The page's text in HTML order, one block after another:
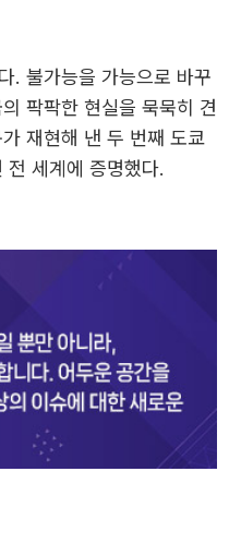
. 불가능을 가능으로 바꾸
팍팍한 현실을 묵묵히 견
재현해 낸 두 번째 도쿄
세계에 증명했다.